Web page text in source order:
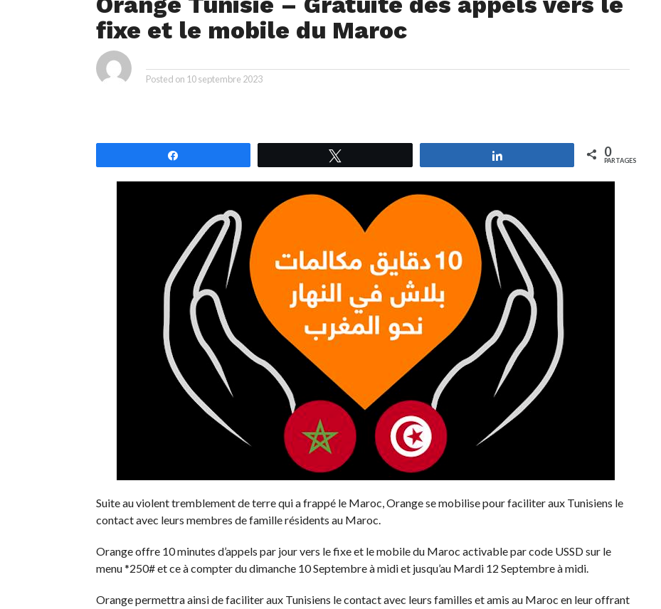
fixe et le mobile du Maroc
Posted on 10 septembre 2023
0
PARTAGES
Suite au violent tremblement de terre qui a frappé le Maroc, Orange se mobilise pour faciliter aux Tunisiens le
contact avec leurs membres de famille résidents au Maroc.
Orange offre 10 minutes d’appels par jour vers le fixe et le mobile du Maroc activable par code USSD sur le
menu *250# et ce à compter du dimanche 10 Septembre à midi et jusqu’au Mardi 12 Septembre à midi.
Orange permettra ainsi de faciliter aux Tunisiens le contact avec leurs familles et amis au Maroc en leur offrant